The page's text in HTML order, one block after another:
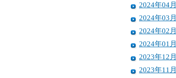
2024年04月
2024年03月
2024年02月
2024年01月
2023年12月
2023年11月